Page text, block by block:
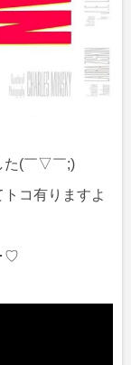
た(￣▽￣;)
コ有りますよ
♡